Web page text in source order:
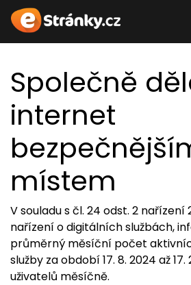
Společně
internet
místem
V souladu s čl. 24 odst. 2 nařízení
nařízení o digitálních službách,
průměrný měsíční počet
služby za období 17. 8. 2024 až
uživatelů měsíčně.